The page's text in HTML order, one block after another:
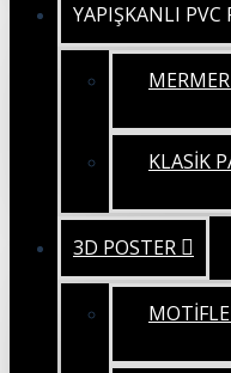
YAPIŞKANLI PVC
KLASİK
3D POSTER